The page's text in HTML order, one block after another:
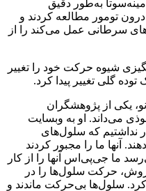
به‌طور دقیق
تومور مطالعه کردند و
سرطانی عمل می‌کند را از
شیوه حرکت خود را تغییر
گلی تغییر پیدا کرد.
یکی از پژوهشگران
می‌داند. او به وبسایت
نداشتیم که سلول‌های
آنها ما را مجبور کردند
ما جی‌پی‌اس آنها را از کار
روش، حرکت سلول‌ها را در
سلول‌ها بی‌حرکت ماندند و